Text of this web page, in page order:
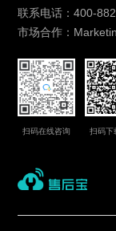
联系电话：400-
市场合作：
扫码在线咨询 扫码下